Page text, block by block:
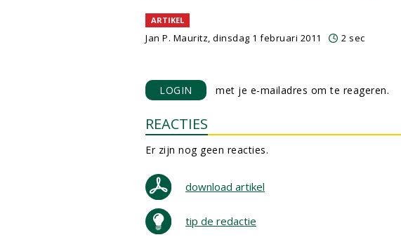
ARTIKEL
Jan P. Mauritz, dinsdag 1 februari 2011 2 sec
LOGIN met je e-mailadres om te reageren.
REACTIES
Er zijn nog geen reacties.
download artikel
tip de redactie